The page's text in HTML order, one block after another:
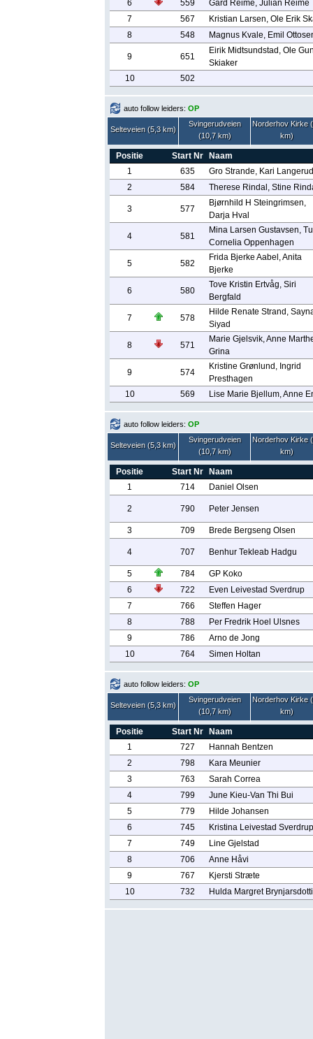
6 559
Gard Reime, Julian Reime
7
567
Kristian Larsen, Ole Erik
8
548 Magnus Kvale, Emil
9 651
Eirik Midtsundstad, Ole
Skiaker
10
502
auto follow leiders: OP
Selteveien (5,3 km)
Svingerudveien
(10,7 km)
Norderhov Kirke
km)
Positie Start Nr
Naam
1
635
Gro Strande, Kari Langerud
2
584 Therese Rindal, Stine
3 577
Bjørnhild H Steingrimsen,
Darja Hval
4 581
Mina Larsen Gustavsen,
Cornelia Oppenhagen
5 582
Frida Bjerke Aabel, Anita
Bjerke
6 580
Tove Kristin Ertvåg, Siri
Bergfald
7 578
Hilde Renate Strand,
Siyad
8 571
Marie Gjelsvik, Anne
Grina
9 574
Kristine Grønlund, Ingrid
Presthagen
10
569 Lise Marie Bjellum, Anne
auto follow leiders: OP
Selteveien (5,3 km)
Svingerudveien
(10,7 km)
Norderhov Kirke
km)
Positie Start Nr
Naam
1
714 Daniel Olsen
2 790 Peter Jensen
3 709 Brede Bergseng Olsen
4 707 Benhur Tekleab Hadgu
5 784
GP Koko
6
722
Even Leivestad Sverdrup
7
766
Steffen Hager
8
788
Per Fredrik Hoel Ulsnes
9
786
Arno de Jong
10
764 Simen Holtan
auto follow leiders: OP
Selteveien (5,3 km)
Svingerudveien
(10,7 km)
Norderhov Kirke
km)
Positie Start Nr
Naam
1
727
Hannah Bentzen
2
798
Kara Meunier
3
763
Sarah Correa
4
799
June Kieu-Van Thi Bui
5
779
Hilde Johansen
6
745
Kristina Leivestad Sverdrup
7
749
Line Gjelstad
8
706
Anne Håvi
9
767
Kjersti Stræte
10
732 Hulda Margret